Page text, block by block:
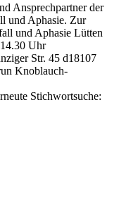
Ansprechpartner der
und Aphasie. Zur
und Aphasie Lütten
Uhr
Str. 45 d18107
Knoblauch-
Stichwortsuche: